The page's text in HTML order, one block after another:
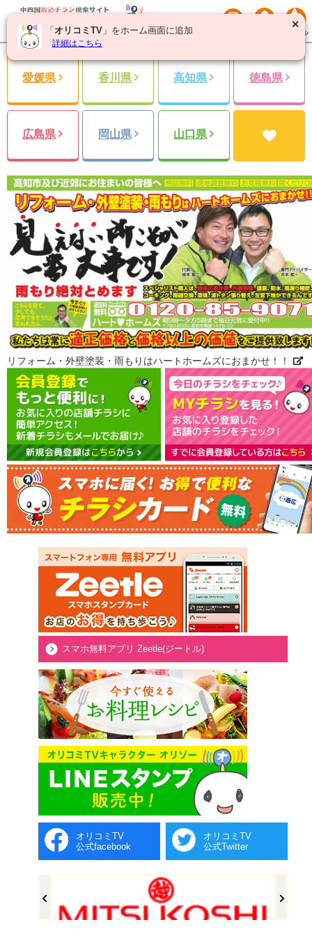
愛媛県 香川県 高知県 徳島県
広島県 岡山県 山口県
リフォーム・外壁塗装・雨もりはハートホームズにおまかせ！！
スマホ無料アプリ Zeetle(ジートル)
オリコミTV
公式facebook
オリコミTV
公式Twitter
✕
「 オリコミTV 」をホーム画面に追加
詳細はこちら